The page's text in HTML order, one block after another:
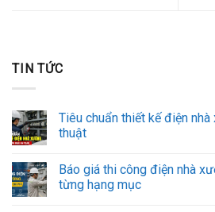
TIN TỨC
Tiêu chuẩn thiết kế điện
thuật
Báo giá thi công điện nhà
từng hạng mục